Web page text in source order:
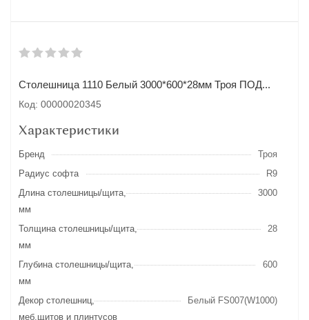
Столешница 1110 Белый 3000*600*28мм Троя ПОД...
Код: 00000020345
Характеристики
Бренд
Троя
Радиус софта
R9
Длина столешницы/щита,
мм
3000
Толщина столешницы/щита,
мм
28
Глубина столешницы/щита,
мм
600
Декор столешниц,
меб.щитов и плинтусов
Белый FS007(W1000)